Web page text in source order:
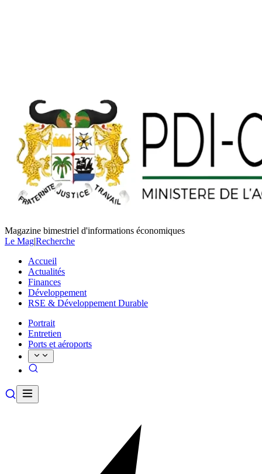
Magazine bimestriel d'informations économiques
Le Mag|Recherche
Accueil
Actualités
Finances
Développement
RSE & Développement Durable
Portrait
Entretien
Ports et aéroports